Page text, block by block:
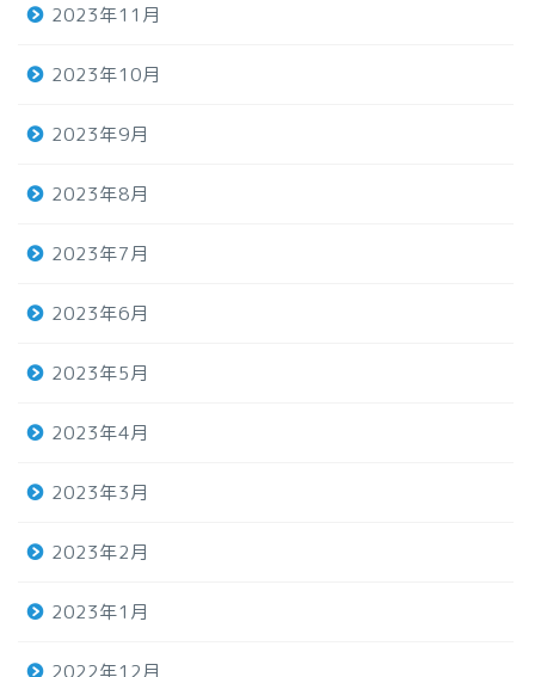
2023年11月
2023年10月
2023年9月
2023年8月
2023年7月
2023年6月
2023年5月
2023年4月
2023年3月
2023年2月
2023年1月
2022年12月